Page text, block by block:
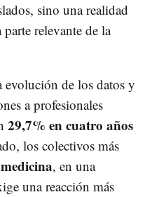
sino una realidad
parte relevante de la
evolución de los datos y
a profesionales
29,7% en cuatro años
los colectivos más
medicina, en una
una reacción más